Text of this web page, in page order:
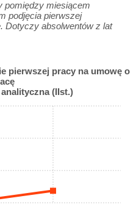
pomiędzy miesiącem
podjęcia pierwszej
Dotyczy absolwentów z lat
pierwszej pracy na umowę o
(IIst.)